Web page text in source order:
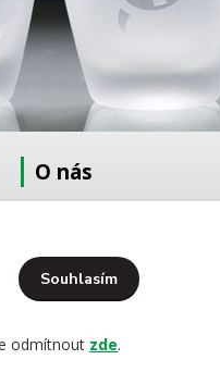
O nás
Kontakty
Ochrana osobních údajů
Souhlasím
odmítnout zde.